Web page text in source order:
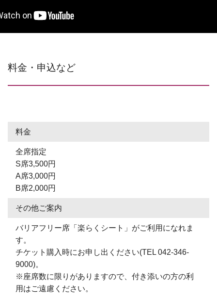
料金・申込など
料金
全席指定
S席3,500円
A席3,000円
B席2,000円
その他ご案内
バリアフリー席「楽らくシート」がご利用になれま
す。
チケット購入時にお申し出ください(TEL 042-346-
9000)。
※座席数に限りがありますので、付き添いの方の利
用はご遠慮ください。